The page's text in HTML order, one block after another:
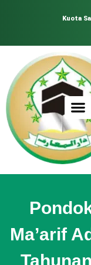
Kuota
Ma’arif